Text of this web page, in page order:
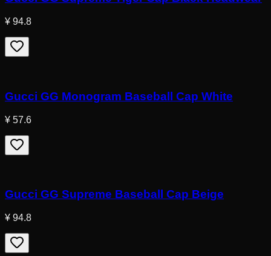
¥ 94.8
Gucci GG Monogram Baseball Cap White
¥ 57.6
Gucci GG Supreme Baseball Cap Beige
¥ 94.8